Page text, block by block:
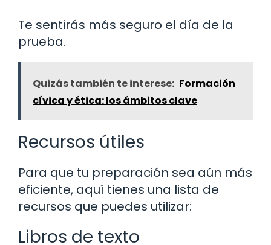
Te sentirás más seguro el día de la
prueba.
Quizás también te interese: Formación
cívica y ética: los ámbitos clave
Recursos útiles
Para que tu preparación sea aún más
eficiente, aquí tienes una lista de
recursos que puedes utilizar:
Libros de texto